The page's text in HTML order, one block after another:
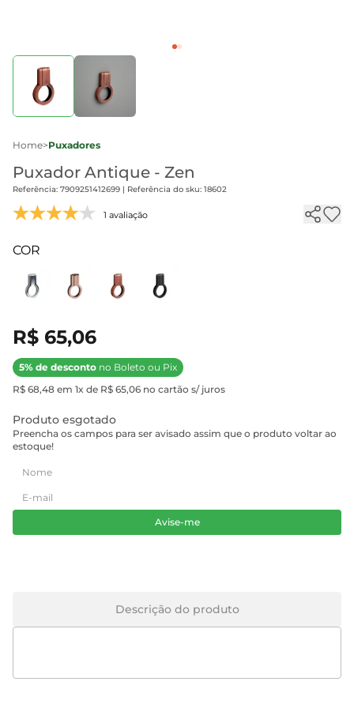
Home>Puxadores
Puxador Antique - Zen
Referência: 7909251412699 | Referência do sku: 18602
1 avaliação
COR
R$ 65,06
5% de desconto no Boleto ou Pix
R$ 68,48 em 1x de R$ 65,06 no cartão s/ juros
Produto esgotado
Preencha os campos para ser avisado assim que o produto voltar ao
estoque!
Avise-me
Descrição do produto